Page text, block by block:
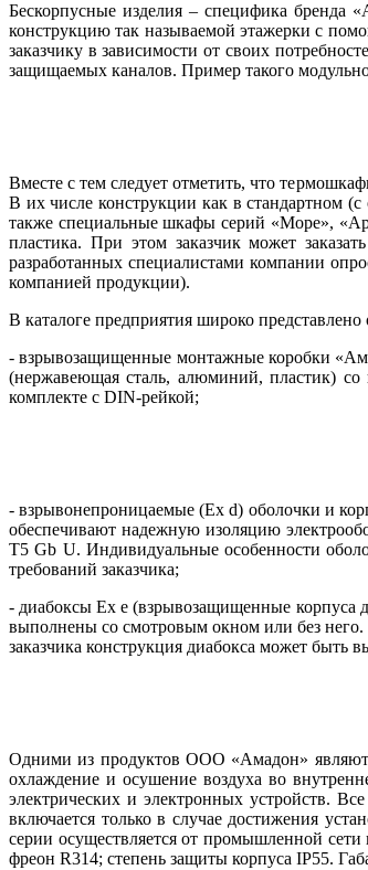
Бескорпусные изделия – специфика бренда
конструкцию так называемой этажерки с
заказчику в зависимости от своих
защищаемых каналов. Пример такого
Вместе с тем следует отметить, что
В их числе конструкции как в стандартном
также специальные шкафы серий «Море»,
пластика. При этом заказчик может
разработанных специалистами компании
компанией продукции).
В каталоге предприятия широко
- взрывозащищенные монтажные коробки
(нержавеющая сталь, алюминий, пластик)
комплекте с DIN-рейкой;
- взрывонепроницаемые (Ex d) оболочки и
обеспечивают надежную изоляцию
T5 Gb U. Индивидуальные особенности
требований заказчика;
- диабоксы Ex e (взрывозащищенные корпуса
выполнены со смотровым окном или без
заказчика конструкция диабокса может быть
Одними из продуктов ООО «Амадон»
охлаждение и осушение воздуха во
электрических и электронных устройств.
включается только в случае достижения
серии осуществляется от промышленной
фреон R314; степень защиты корпуса IP55.